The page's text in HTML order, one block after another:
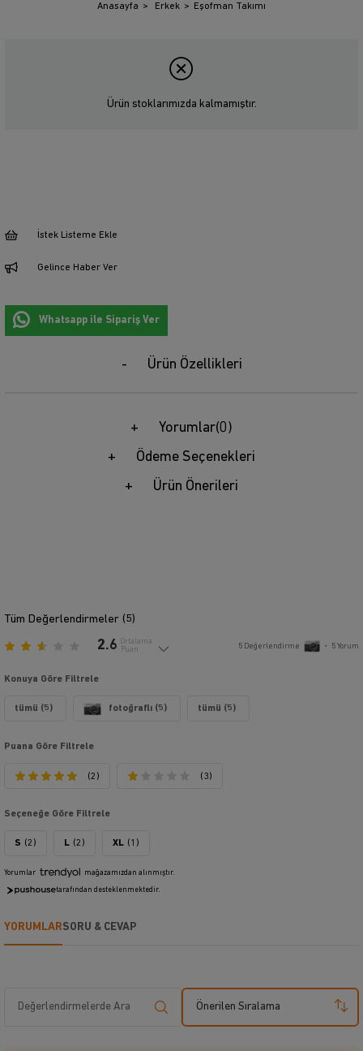
Anasayfa Erkek Eşofman Takımı
Ürün stoklarımızda kalmamıştır.
İstek Listeme Ekle
Gelince Haber Ver
Whatsapp ile Sipariş Ver
Ürün Özellikleri
Yorumlar(0)
Ödeme Seçenekleri
Ürün Önerileri
Tüm Değerlendirmeler (5)
2.6 Ortalama
Puan
5 Değerlendirme • 5Yorum
Konuya Göre Filtrele
tümü (5) fotoğraflı (5) tümü (5)
Puana Göre Filtrele
(2) (3)
Seçeneğe Göre Filtrele
S (2) L (2) XL (1)
Yorumlar mağazamızdan alınmıştır.
tarafından desteklenmektedir.
YORUMLARSORU & CEVAP
Önerilen Sıralama